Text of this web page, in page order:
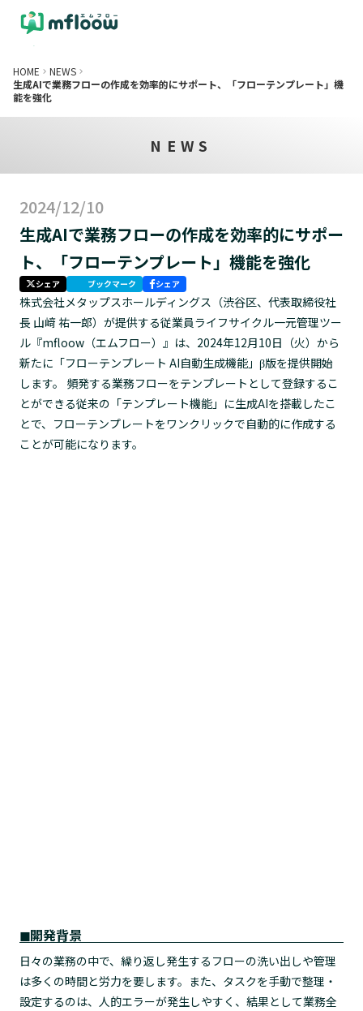
HOME keyboard_arrow_right NEWS keyboard_arrow_right
生成AIで業務フローの作成を効率的にサポート、「フローテンプレート」機
能を強化
NEWS
2024/12/10
生成AIで業務フローの作成を効率的にサポー
ト、「フローテンプレート」機能を強化
シェア ブックマーク シェア
株式会社メタップスホールディングス（渋谷区、代表取締役社
長 山﨑 祐一郎）が提供する従業員ライフサイクル一元管理ツー
ル『mfloow（エムフロー）』は、2024年12月10日（火）から
新たに「フローテンプレート AI自動生成機能」β版を提供開始
します。 頻発する業務フローをテンプレートとして登録するこ
とができる従来の「テンプレート機能」に生成AIを搭載したこ
とで、フローテンプレートをワンクリックで自動的に作成する
ことが可能になります。
◼︎開発背景
日々の業務の中で、繰り返し発生するフローの洗い出しや管理
は多くの時間と労力を要します。また、タスクを手動で整理・
設定するのは、人的エラーが発生しやすく、結果として業務全
概要